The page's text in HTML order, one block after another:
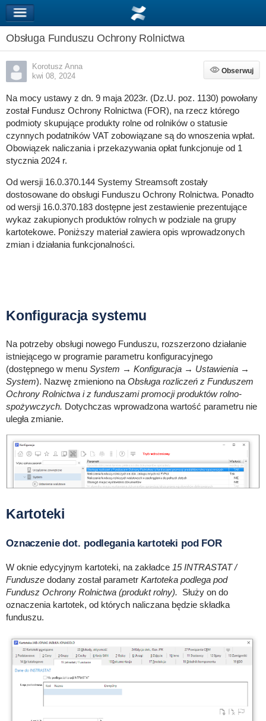
Obsługa Funduszu Ochrony Rolnictwa
Korotusz Anna
kwi 08, 2024
Obserwuj
Obserwuj
Na mocy ustawy z dn. 9 maja 2023r. (Dz.U. poz. 1130) powołany
został Fundusz Ochrony Rolnictwa (FOR), na rzecz którego
podmioty skupujące produkty rolne od rolników o statusie
czynnych podatników VAT zobowiązane są do wnoszenia wpłat.
Obowiązek naliczania i przekazywania opłat funkcjonuje od 1
stycznia 2024 r.
Od wersji 16.0.370.144 Systemy Streamsoft zostały
dostosowane do obsługi Funduszu Ochrony Rolnictwa. Ponadto
od wersji 16.0.370.183 dostępne jest zestawienie prezentujące
wykaz zakupionych produktów rolnych w podziale na grupy
kartotekowe. Poniższy materiał zawiera opis wprowadzonych
zmian i działania funkcjonalności.
Konfiguracja systemu
Na potrzeby obsługi nowego Funduszu, rozszerzono działanie
istniejącego w programie parametru konfiguracyjnego
(dostępnego w menu System → Konfiguracja → Ustawienia →
System). Nazwę zmieniono na Obsługa rozliczeń z Funduszem
Ochrony Rolnictwa i z funduszami promocji produktów rolno-
spożywczych. Dotychczas wprowadzona wartość parametru nie
uległa zmianie.
Kartoteki
Oznaczenie dot. podlegania kartoteki pod FOR
W oknie edycyjnym kartoteki, na zakładce 15 INTRASTAT /
Funduszedodany został parametr Kartoteka podlega pod
Fundusz Ochrony Rolnictwa (produkt rolny). Służy on do
oznaczenia kartotek, od których naliczana będzie składka
funduszu.